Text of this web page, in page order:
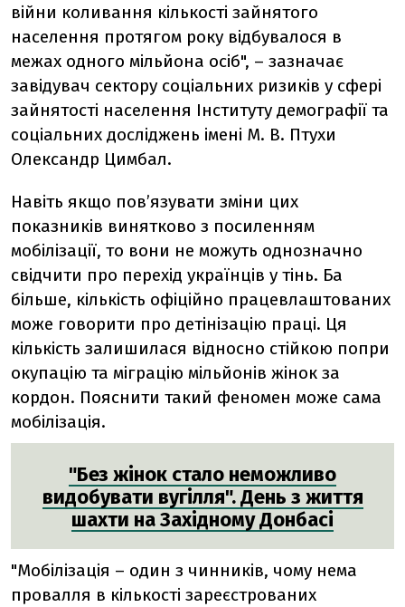
війни коливання кількості зайнятого
населення протягом року відбувалося в
межах одного мільйона осіб", – зазначає
завідувач сектору соціальних ризиків у сфері
зайнятості населення Інституту демографії та
соціальних досліджень імені М. В. Птухи
Олександр Цимбал.
Навіть якщо пов’язувати зміни цих
показників винятково з посиленням
мобілізації, то вони не можуть однозначно
свідчити про перехід українців у тінь. Ба
більше, кількість офіційно працевлаштованих
може говорити про детінізацію праці. Ця
кількість залишилася відносно стійкою попри
окупацію та міграцію мільйонів жінок за
кордон. Пояснити такий феномен може сама
мобілізація.
"Без жінок стало неможливо
видобувати вугілля". День з життя
шахти на Західному Донбасі
"Мобілізація – один з чинників, чому нема
провалля в кількості зареєстрованих